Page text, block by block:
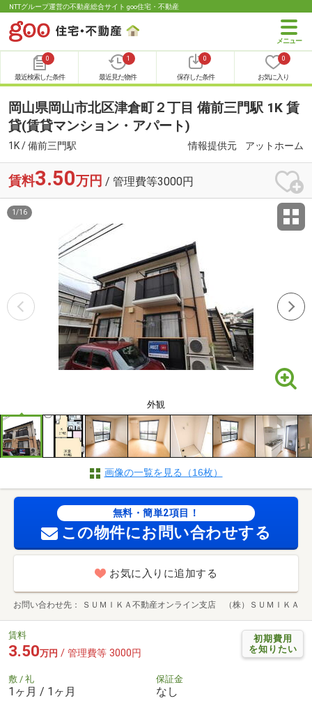
NTTグループ運営の不動産総合サイト goo住宅・不動産
0
最近検索した条件
1
最近見た物件
0
保存した条件
0
お気に入り
岡山県岡山市北区津倉町２丁目 備前三門駅 1K 賃
貸(賃貸マンション・アパート)
1K / 備前三門駅 情報提供元 アットホーム
賃料3.50万円 / 管理費等3000円
外観
1 /16
画像の一覧を見る（16枚）
無料・簡単2項目！
この物件にお問い合わせする
お気に入りに追加する
お問い合わせ先 ＳＵＭＩＫＡ不動産オンライン支店 （株）ＳＵＭＩＫＡ
初期費用
を知りたい
賃料
3.50万円 / 管理費等 3000円
敷 / 礼
1ヶ月 / 1ヶ月
保証金
なし